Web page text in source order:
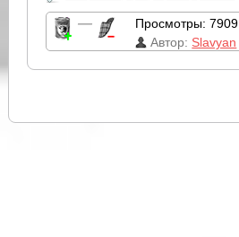
— Просмотры: 7909
Автор: Slavyan